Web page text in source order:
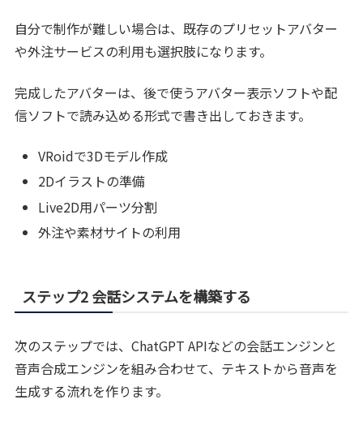
自分で制作が難しい場合は、既存のプリセットアバター
や外注サービスの利用も選択肢になります。
完成したアバターは、後で使うアバター表示ソフトや配
信ソフトで読み込める形式で書き出しておきます。
VRoidで3Dモデル作成
2Dイラストの準備
Live2D用パーツ分割
外注や素材サイトの利用
ステップ2 会話システムを構築する
次のステップでは、ChatGPT APIなどの会話エンジンと
音声合成エンジンを組み合わせて、テキストから音声を
生成する流れを作ります。